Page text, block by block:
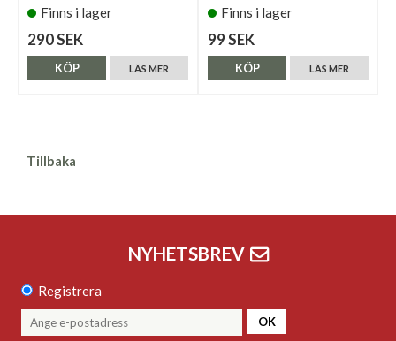
Finns i lager
290 SEK
LÄS MER
KÖP
Finns i lager
99 SEK
LÄS MER
KÖP
Tillbaka
NYHETSBREV
Registrera
OK